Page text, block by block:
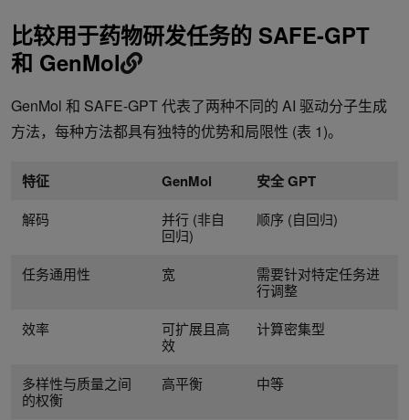
比较用于药物研发任务的 SAFE-GPT
和 GenMol
GenMol 和 SAFE-GPT 代表了两种不同的 AI 驱动分子生成
方法，每种方法都具有独特的优势和局限性 (表 1)。
特征 GenMol 安全 GPT
解码
并行 (非自
回归)
顺序 (自回归)
任务通用性 宽
需要针对特定任务进
行调整
效率
可扩展且高
效
计算密集型
多样性与质量之间
的权衡
高平衡 中等